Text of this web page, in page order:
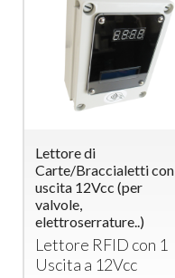
Lettore di
Carte/Braccialetti con
uscita 12Vcc (per
valvole,
elettroserrature..)
Lettore RFID con 1
Uscita a 12Vcc